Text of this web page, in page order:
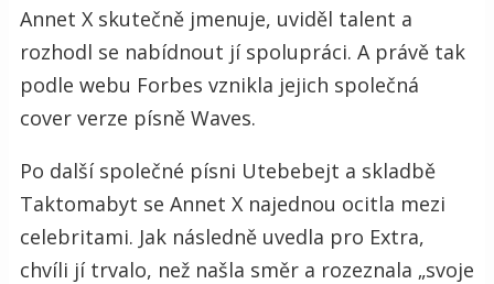
Annet X skutečně jmenuje, uviděl talent a
rozhodl se nabídnout jí spolupráci. A právě tak
podle webu Forbes vznikla jejich společná
cover verze písně Waves.
Po další společné písni Utebebejt a skladbě
Taktomabyt se Annet X najednou ocitla mezi
celebritami. Jak následně uvedla pro Extra,
chvíli jí trvalo, než našla směr a rozeznala „svoje